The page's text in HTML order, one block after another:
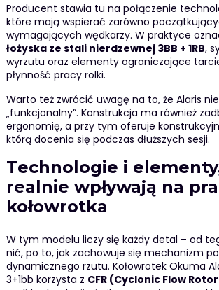
Producent stawia tu na połączenie
które mają wspierać zarówno
wymagających wędkarzy. W praktyce
łożyska ze stali nierdzewnej 3BB + 1RB,
wyrzutu oraz elementy ograniczające
płynność pracy rolki.
Warto też zwrócić uwagę na to, że Alaris
„funkcjonalny”. Konstrukcja ma również
ergonomię, a przy tym oferuje
którą docenia się podczas dłuższych sesji.
Technologie i
realnie wpływają na
kołowrotka
W tym modelu liczy się każdy detal – od
nić, po to, jak zachowuje się mechanizm
dynamicznego rzutu. Kołowrotek Okuma
3+1bb korzysta z CFR (Cyclonic Flow